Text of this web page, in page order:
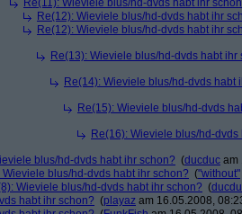
Re(11): Wieviele blus/hd-dvds habt ihr
Re(12): Wieviele blus/hd-dvds habt ihr
Re(12): Wieviele blus/hd-dvds habt ihr
Re(13): Wieviele blus/hd-dvds habt ihr
Re(14): Wieviele blus/hd-dvds habt
Re(15): Wieviele blus/hd-dvds
Re(16): Wieviele blus/hd-
blus/hd-dvds habt ihr schon? (ducduc am
Wieviele blus/hd-dvds habt ihr schon? ("without"
Wieviele blus/hd-dvds habt ihr schon? (
habt ihr schon? (playaz am 16.05.2008,